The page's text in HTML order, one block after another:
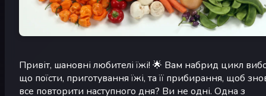
Привіт, шановні любителі їжі! 🌟 Вам набрид цикл
що поїсти, приготування їжі, та її прибирання, щоб
все повторити наступного дня? Ви не одні. Одна з